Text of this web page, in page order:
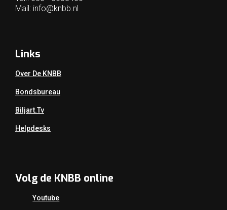
Mail: info@knbb.nl
Links
Over De KNBB
Bondsbureau
Biljart.tv
Helpdesks
Volg de KNBB online
Youtube